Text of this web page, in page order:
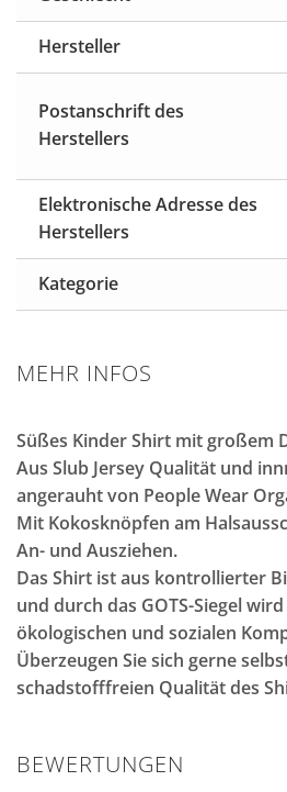
Hersteller
Postanschrift des
Herstellers
Elektronische Adresse des
Herstellers
Kategorie
MEHR INFOS
Süßes Kinder Shirt mit großem
Aus Slub Jersey Qualität und
angerauht von People Wear
Mit Kokosknöpfen am
An- und Ausziehen.
Das Shirt ist aus kontrollierter
und durch das GOTS-Siegel
ökologischen und sozialen
Überzeugen Sie sich gerne
schadstofffreien Qualität des
BEWERTUNGEN